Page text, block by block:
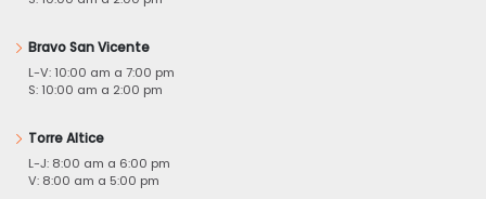
Bravo San Vicente
L-V: 10:00 am a 7:00 pm
S: 10:00 am a 2:00 pm
Torre Altice
L-J: 8:00 am a 6:00 pm
V: 8:00 am a 5:00 pm